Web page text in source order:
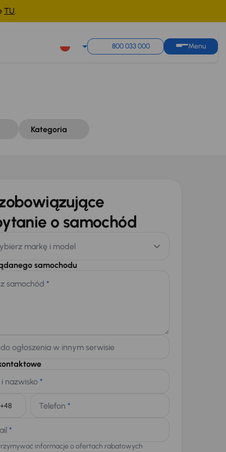
TU.
800 033 000 Menu
Kategoria
o samochód
markę i model
samochodu
samochód *
ogłoszenia w innym serwisie
nazwisko *
Telefon *
*
informacje o ofertach rabatowych